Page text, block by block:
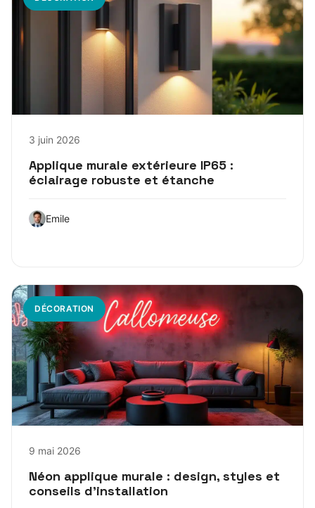
3 juin 2026
Applique murale extérieure IP65 :
éclairage robuste et étanche
Emile
DÉCORATION
9 mai 2026
Néon applique murale : design, styles et
conseils d’installation